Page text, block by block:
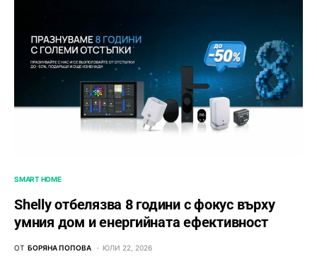
SMART HOME
Shelly отбелязва 8 години с фокус върху
умния дом и енергийната ефективност
ОТ БОРЯНА ПОПОВА ЮЛИ 22, 2026